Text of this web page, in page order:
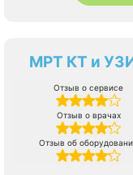
МРТ КТ и
Отзыв о сервисе
Отзыв о врачах
Отзыв об